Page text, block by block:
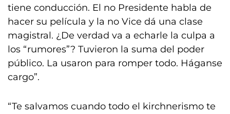
tiene conducción. El no Presidente habla de
hacer su película y la no Vice dá una clase
magistral. ¿De verdad va a echarle la culpa a
los “rumores”? Tuvieron la suma del poder
público. La usaron para romper todo. Háganse
cargo”.
“Te salvamos cuando todo el kirchnerismo te